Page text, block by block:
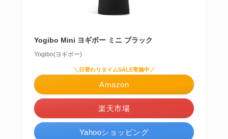
Yogibo Mini ヨギボー ミニ ブラック
Yogibo(ヨギボー)
＼日替わりタイムSALE実施中／
Amazon
楽天市場
Yahooショッピング